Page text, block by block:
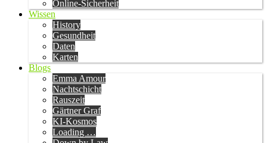
Online-Sicherheit
Wissen
History
Gesundheit
Daten
Karten
Blogs
Emma Amour
Nachtschicht
Rauszeit
Gärtner Graf
KI-Kosmos
Loading …